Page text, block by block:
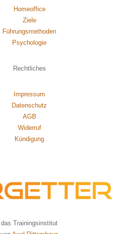
Homeoffice
Ziele
Führungsmethoden
Psychologie
Rechtliches
Impressum
Datenschutz
AGB
Widerruf
Kündigung
das Trainingsinstitut